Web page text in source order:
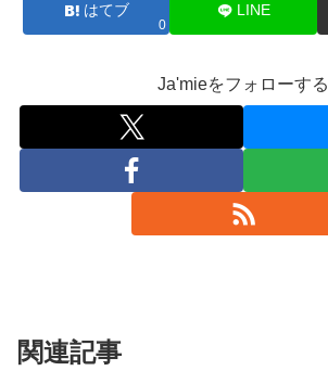
はてブ
0
LINE
Ja'mieをフォローする
関連記事